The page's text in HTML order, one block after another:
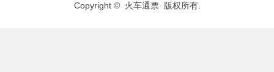
Copyright © 火车通票 版权所有.